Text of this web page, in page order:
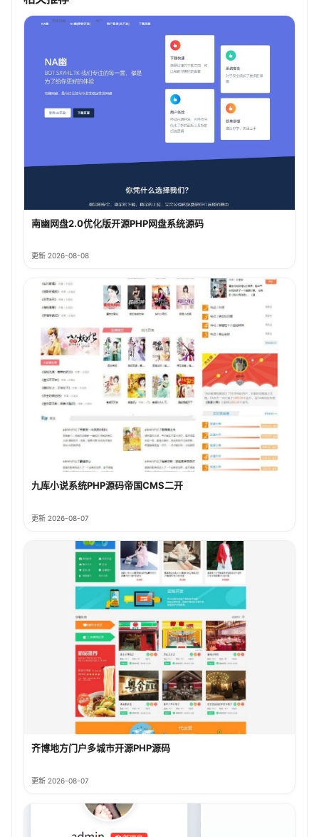
南幽网盘2.0优化版开源PHP网盘系统源码
更新 2026-08-08
九库小说系统PHP源码帝国CMS二开
更新 2026-08-07
齐博地方门户多城市开源PHP源码
更新 2026-08-07